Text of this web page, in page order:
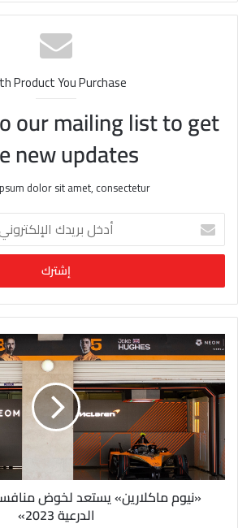
الوي
ب
Product You Purchase
our mailing list to get
new updates!
dolor sit amet, consectetur.
خ
ب
ر
ي
د
ك
ا
ل
ك
ت
ر
«نيوم ماكلارين» يستعد لخوض
الدرعية 2023»